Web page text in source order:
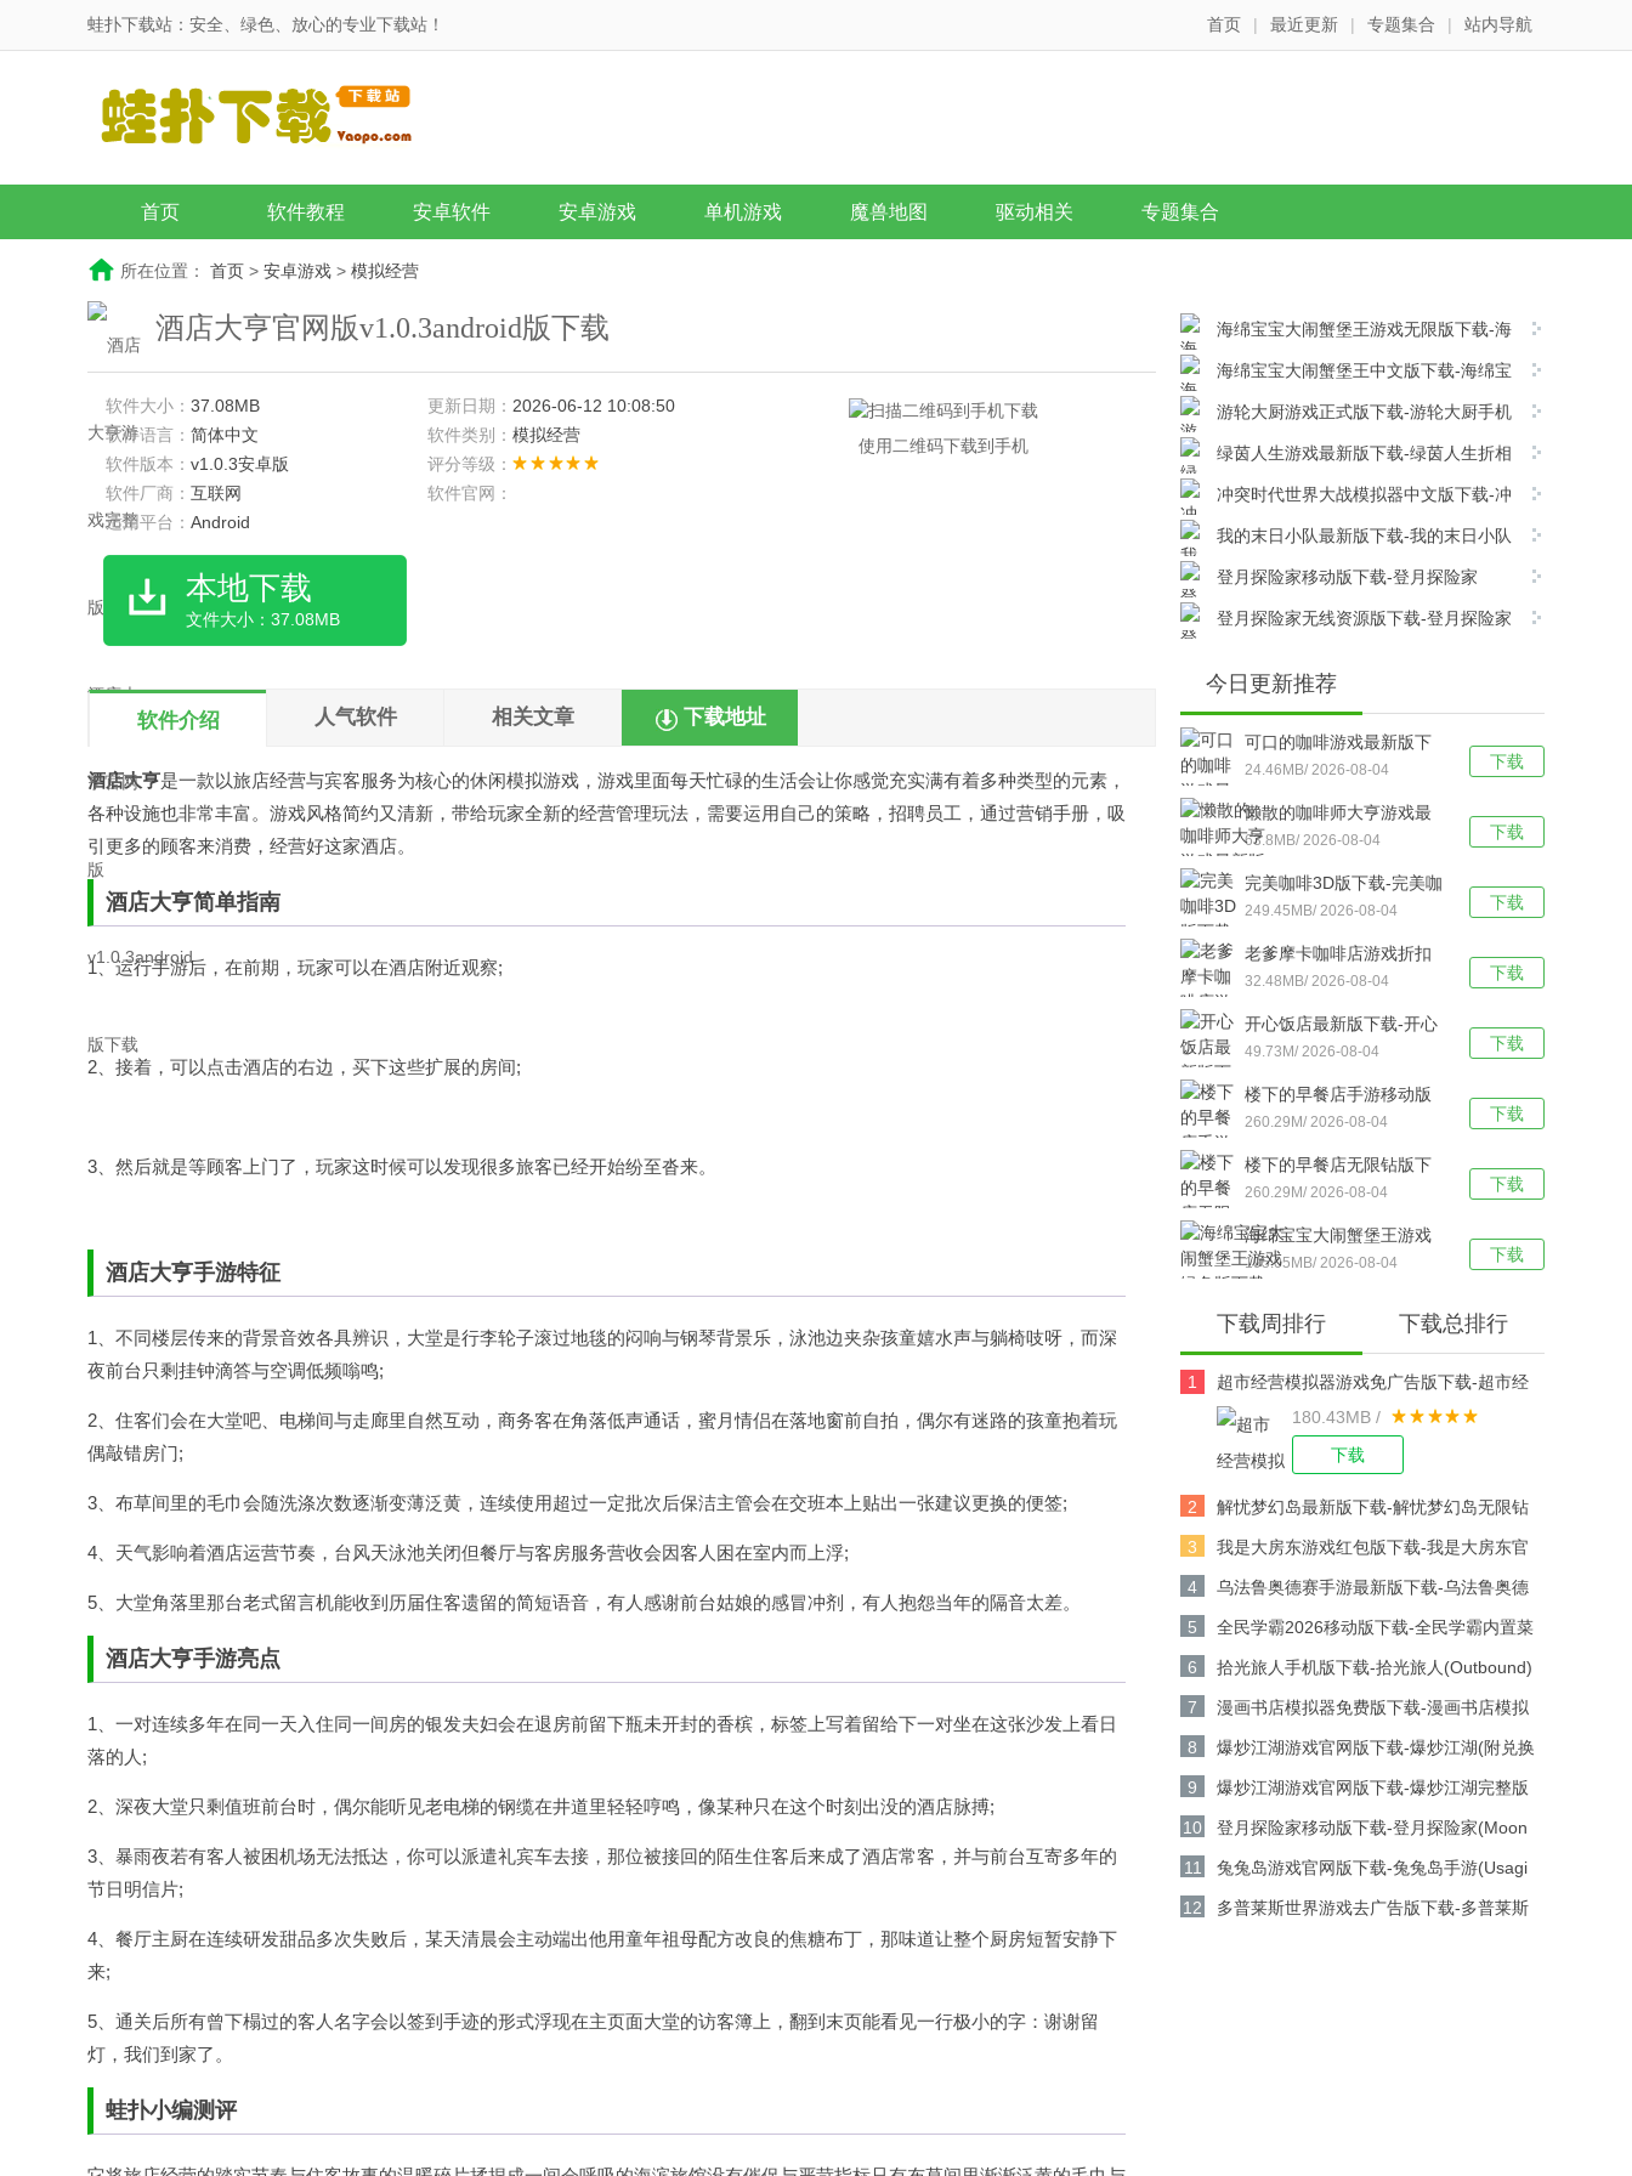
蛙扑下载站：安全、绿色、放心的专业下载站！ 首页 | 最近更新 | 专题集合 | 站内导航
首页 软件教程 安卓软件 安卓游戏 单机游戏 魔兽地图 驱动相关 专题集合
所在位置： 首页 > 安卓游戏 > 模拟经营
酒店大亨官网版v1.0.3android版下载
软件大小： 37.08MB 更新日期： 2026-06-12 10:08:50
软件语言： 简体中文 软件类别： 模拟经营
软件版本： v1.0.3安卓版
评分等级：
软件厂商： 互联网
软件官网：
适用平台： Android
本地下载
文件大小：37.08MB
使用二维码下载到手机
软件介绍 人气软件 相关文章 下载地址
酒店大亨是一款以旅店经营与宾客服务为核心的休闲模拟游戏，游戏里面每天忙碌的生活会让你感觉充实满有着多种类型的元素，
各种设施也非常丰富。游戏风格简约又清新，带给玩家全新的经营管理玩法，需要运用自己的策略，招聘员工，通过营销手册，吸
引更多的顾客来消费，经营好这家酒店。
酒店大亨简单指南
1、运行手游后，在前期，玩家可以在酒店附近观察;
2、接着，可以点击酒店的右边，买下这些扩展的房间;
3、然后就是等顾客上门了，玩家这时候可以发现很多旅客已经开始纷至沓来。
酒店大亨手游特征
1、不同楼层传来的背景音效各具辨识，大堂是行李轮子滚过地毯的闷响与钢琴背景乐，泳池边夹杂孩童嬉水声与躺椅吱呀，而深
夜前台只剩挂钟滴答与空调低频嗡鸣;
2、住客们会在大堂吧、电梯间与走廊里自然互动，商务客在角落低声通话，蜜月情侣在落地窗前自拍，偶尔有迷路的孩童抱着玩
偶敲错房门;
3、布草间里的毛巾会随洗涤次数逐渐变薄泛黄，连续使用超过一定批次后保洁主管会在交班本上贴出一张建议更换的便签;
4、天气影响着酒店运营节奏，台风天泳池关闭但餐厅与客房服务营收会因客人困在室内而上浮;
5、大堂角落里那台老式留言机能收到历届住客遗留的简短语音，有人感谢前台姑娘的感冒冲剂，有人抱怨当年的隔音太差。
酒店大亨手游亮点
1、一对连续多年在同一天入住同一间房的银发夫妇会在退房前留下瓶未开封的香槟，标签上写着留给下一对坐在这张沙发上看日
落的人;
2、深夜大堂只剩值班前台时，偶尔能听见老电梯的钢缆在井道里轻轻哼鸣，像某种只在这个时刻出没的酒店脉搏;
3、暴雨夜若有客人被困机场无法抵达，你可以派遣礼宾车去接，那位被接回的陌生住客后来成了酒店常客，并与前台互寄多年的
节日明信片;
4、餐厅主厨在连续研发甜品多次失败后，某天清晨会主动端出他用童年祖母配方改良的焦糖布丁，那味道让整个厨房短暂安静下
来;
5、通关后所有曾下榻过的客人名字会以签到手迹的形式浮现在主页面大堂的访客簿上，翻到末页能看见一行极小的字：谢谢留
灯，我们到家了。
蛙扑小编测评
海绵宝宝大闹蟹堡王游戏无限版下载-海
绵宝宝大闹蟹堡王移动版v5.11.5安卓版下载
海绵宝宝大闹蟹堡王中文版下载-海绵宝
宝大闹蟹堡王手机版 v5.11.5安卓版下载
游轮大厨游戏正式版下载-游轮大厨手机
版v1.0.3安卓版下载
绿茵人生游戏最新版下载-绿茵人生折相
思版 v1.0.4安卓版下载
冲突时代世界大战模拟器中文版下载-冲
突时代世界大战模拟器手游版 v4.5.0安卓版下
载
我的末日小队最新版下载-我的末日小队
官方版 v1.1.3安卓版下载
登月探险家移动版下载-登月探险家
(Moon Pioneer)绿色版v2.8.6安卓版下载
登月探险家无线资源版下载-登月探险家
今日更新推荐
下载
可口的咖啡游戏最新版下
载-可口的咖啡官方版 v2.0
安卓版下载
24.46MB/ 2026-08-04
下载
懒散的咖啡师大亨游戏最
新版下载-懒散的咖啡师大
亨游戏官方版 v1.018.010
63.8MB/ 2026-08-04
下载
完美咖啡3D版下载-完美咖
啡最新版 v1.6.6安卓版下
载
249.45MB/ 2026-08-04
下载
老爹摩卡咖啡店游戏折扣
版下载-老爹摩卡咖啡店中
文版v1.0.5安卓版下载
32.48MB/ 2026-08-04
下载
开心饭店最新版下载-开心
饭店手机版 v2.4.8安卓版
下载
49.73M/ 2026-08-04
下载
楼下的早餐店手游移动版
下载-楼下的早餐店去广告
版v3.3.5安卓版下载
260.29M/ 2026-08-04
下载
楼下的早餐店无限钻版下
载-楼下的早餐店手机版
v3.3.5安卓版下载
260.29M/ 2026-08-04
下载
海绵宝宝大闹蟹堡王游戏
绿色版下载-海绵宝宝大闹
Krusty Cook Off）中文版
v5.11.5安卓版下载
195.05MB/ 2026-08-04
下载周排行 下载总排行
1
超市经营模拟器游戏免广告版下载-超市经
营模拟器无限钞票版 v1.2.2安卓版下载
180.43MB /
下载
2
解忧梦幻岛最新版下载-解忧梦幻岛无限钻
石版 v1.1.14安卓版下载
3
我是大房东游戏红包版下载-我是大房东官
方版v1.1.9.5安卓版下载
4
乌法鲁奥德赛手游最新版下载-乌法鲁奥德
赛（Wooparoo Odyssey）移动版v1.0.108
安卓版下载
5
全民学霸2026移动版下载-全民学霸内置菜
单版v1.2.3安卓版下载
6
拾光旅人手机版下载-拾光旅人(Outbound)
官方版 v1.4安卓版下载
7
漫画书店模拟器免费版下载-漫画书店模拟
器(Comic Book Store Simulator)移动版
v2.2.2安卓版下载
8
爆炒江湖游戏官网版下载-爆炒江湖(附兑换
码)移动版v1.49安卓版下载
9
爆炒江湖游戏官网版下载-爆炒江湖完整版
v1.49安卓版下载
10
登月探险家移动版下载-登月探险家(Moon
Pioneer)绿色版v2.8.6安卓版下载
11
兔兔岛游戏官网版下载-兔兔岛手游(Usagi
Shima)移动版v1.9.2安卓版下载
12
多普莱斯世界游戏去广告版下载-多普莱斯